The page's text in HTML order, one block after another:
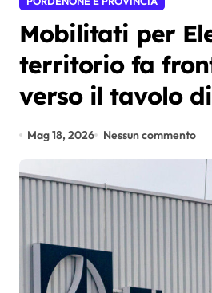
Mobilitati per
territorio fa
verso il tavolo
Mag 18, 2026 Nessun commento